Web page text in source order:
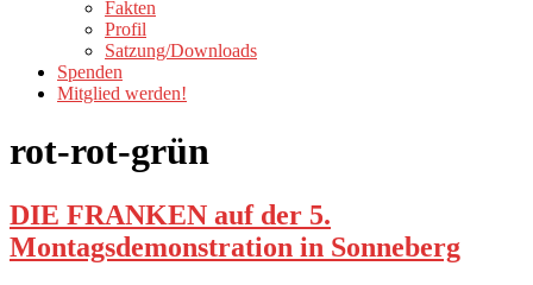
Fakten
Profil
Satzung/Downloads
Spenden
Mitglied werden!
rot-rot-grün
DIE FRANKEN auf der 5.
Montagsdemonstration in Sonneberg